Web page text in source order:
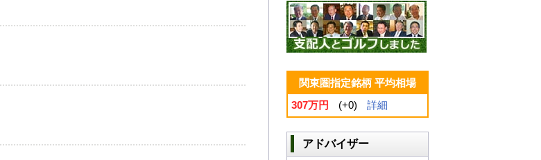
関東圏指定銘柄 平均相場
307万円
(+0) 詳細
アドバイザー